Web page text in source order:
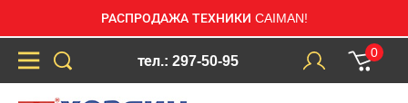
РАСПРОДАЖА ТЕХНИКИ CAIMAN!
тел.: 297-50-95
0